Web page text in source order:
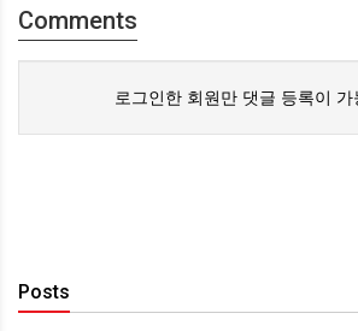
Comments
로그인한 회원만 댓글 등록이 가
Posts